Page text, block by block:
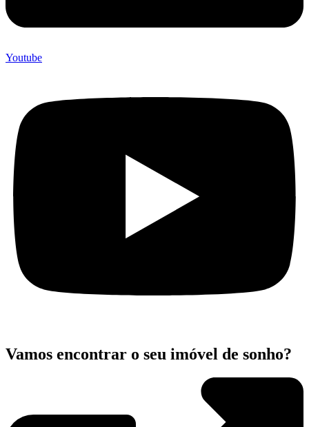
Youtube
Vamos encontrar o seu imóvel de sonho?